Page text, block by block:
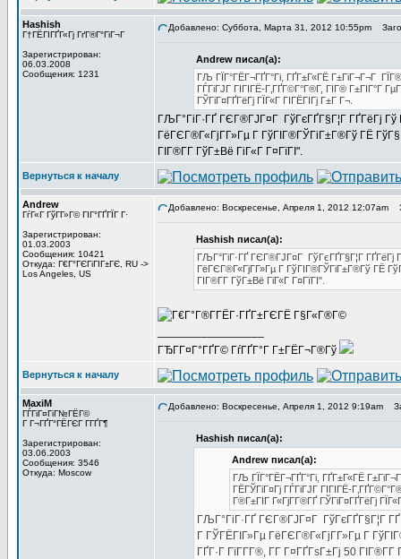
Hashish
Г†ГЁГІГҐГ«Гј ГґГ®Г°ГіГ¬Г
Зарегистрирован:
06.03.2008
Сообщения: 1231
Добавлено: Суббота, Марта 31, 2012 10:55pm
Andrew писал(а):
ГЉ ГЇГ°ГЁГ¬ГҐГ°Гі, ГҐГ±Г«ГЁ Г±ГіГ¬Г¬Г
ГЃГіГЈГ ГІГІГЁ-Г‚ГҐГ©Г°Г®Г­, ГІГ® Г±ГІГ°Г
ГЎГіГ¤ГҐГёГј ГЇГ«Г ГІГЁГІГј Г±Г Г¬.
ГЉГ°ГіГ·ГҐ ГЄГ®ГЈГ¤Г ГўГєГҐГ§Г¦Г ГҐГёГј
ГёГЄГ®Г«ГјГ­Г»Гµ Г ГўГІГ®ГЎГіГ±Г®Гў ГЁ
ГІГ®Г­Г­ ГўГ±Вё ГіГ«Г Г¤ГїГІ".
Вернуться к началу
Andrew
ГѓГ«Г ГўГ­Г»Г© ГІГ°ГҐГЇГ Г·
Зарегистрирован:
01.03.2003
Сообщения: 10421
Откуда: Г€Г°ГЄГіГІГ±ГЄ, RU ->
Los Angeles, US
Добавлено: Воскресенье, Апреля 1, 2012 12:07am
Hashish писал(а):
ГЉГ°ГіГ·ГҐ ГЄГ®ГЈГ¤Г ГўГєГҐГ§Г¦Г
ГёГЄГ®Г«ГјГ­Г»Гµ Г ГўГІГ®ГЎГіГ±Г®Гў ГЁ
ГІГ®Г­Г­ ГўГ±Вё ГіГ«Г Г¤ГїГІ".
ГЂГ­Г¤Г°ГҐГ© ГѓГҐГ°Г Г±ГЁГ¬Г®Гў
Вернуться к началу
MaxiM
ГЃГіГ¤ГіГ№ГЁГ©
Г Г¬ГҐГ°ГЁГЄГ Г­ГҐГ¶
Зарегистрирован:
03.06.2003
Сообщения: 3546
Откуда: Moscow
Добавлено: Воскресенье, Апреля 1, 2012 9:19am
Hashish писал(а):
Andrew писал(а):
ГЉ ГЇГ°ГЁГ¬ГҐГ°Гі, ГҐГ±Г«ГЁ
ГЁГЎГіГ¤Гј ГЃГіГЈГ ГІГІГЁ-
Г®Г±ГІГ Г«ГјГ­Г®ГҐ ГЎГіГ¤ГҐГёГј
ГЉГ°ГіГ·ГҐ ГЄГ®ГЈГ¤Г ГўГєГҐГ§Г¦Г
Г ГЎГЁГІГ»Гµ ГёГЄГ®Г«ГјГ­Г»Гµ Г
ГҐГ·Г ГїГ­Г­Г®, Г­Г Г¤ГҐГѕГ±Гј 50 ГІГ®Г­Г­